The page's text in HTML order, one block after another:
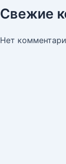
Свежие
Нет